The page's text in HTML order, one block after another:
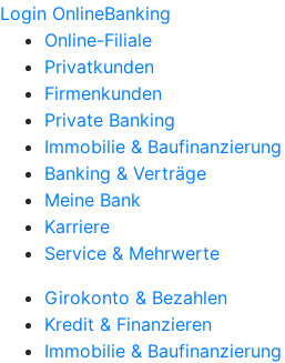
Login OnlineBanking
Online-Filiale
Privatkunden
Firmenkunden
Private Banking
Immobilie & Baufinanzierung
Banking & Verträge
Meine Bank
Karriere
Service & Mehrwerte
Girokonto & Bezahlen
Kredit & Finanzieren
Immobilie & Baufinanzierung